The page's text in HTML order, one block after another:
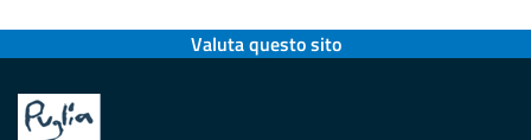
Valuta questo sito